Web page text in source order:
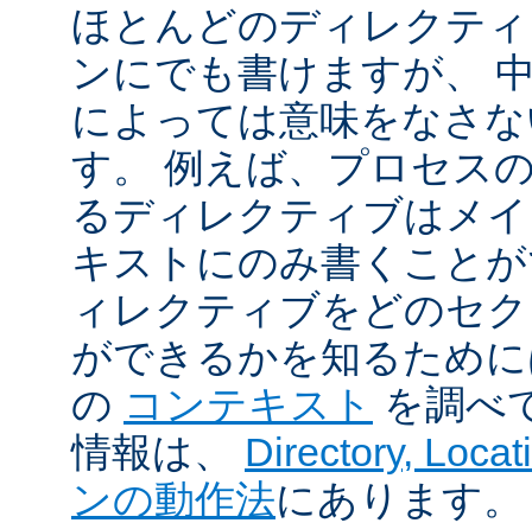
ほとんどのディレクテ
ンにでも書けますが、
によっては意味をなさ
す。 例えば、プロセス
るディレクティブはメ
キストにのみ書くこと
ィレクティブをどのセ
ができるかを知るため
の コンテキスト を調べ
情報は、 Directory,
ンの動作法にあります。